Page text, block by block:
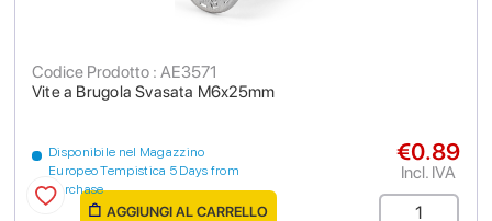
Vite a Brugola Svasata M6x25mm
Codice Prodotto : AE3571
Disponibile nel Magazzino
Europeo Tempistica 5 Days from
purchase
€0.89
Incl. IVA
AGGIUNGI AL CARRELLO